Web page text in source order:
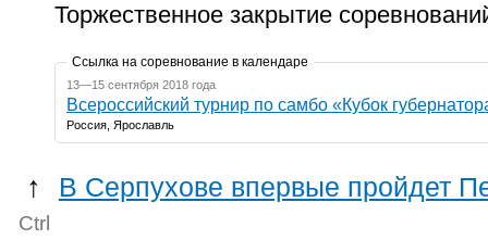
Торжественное закрытие
Ссылка на соревнование в календаре
13—15 сентября 2018 года
Всероссийский турнир по самбо «Кубок
Россия, Ярославль
↑ В Серпухове впервые пройдет
Ctrl